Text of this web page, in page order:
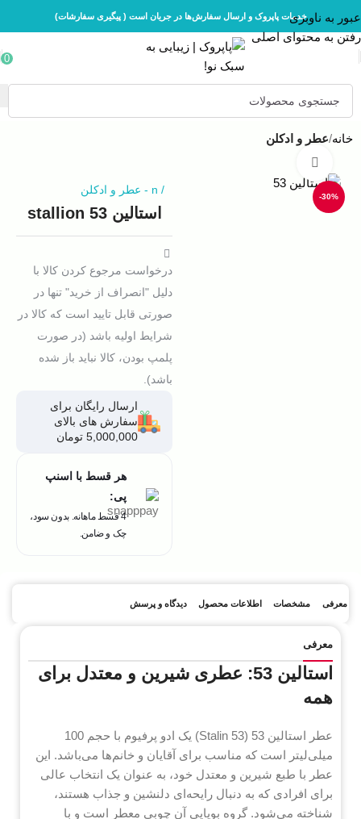
عبور به ناوبری
رفتن به محتوای اصلی
خدمات پاپروک و ارسال سفارش‌ها در جریان است ( پیگیری سفارشات)
0
خانه عطر و ادکلن
-30%
/
n
- عطر و ادکلن
استالین 53 stallion
درخواست مرجوع کردن کالا با
دلیل "انصراف از خرید" تنها در
صورتی قابل تایید است که کالا در
شرایط اولیه باشد (در صورت
پلمپ بودن، کالا نباید باز شده
باشد).
ارسال رایگان برای
سفارش های بالای
5,000,000 تومان
هر قسط با اسنپ
پی:
4 قسط ماهانه. بدون سود،
چک و ضامن.
معرفی مشخصات اطلاعات محصول دیدگاه و پرسش
معرفی
استالین 53: عطری شیرین و معتدل برای
همه
عطر استالین 53 (Stalin 53) یک ادو پرفیوم با حجم 100
میلی‌لیتر است که مناسب برای آقایان و خانم‌ها می‌باشد. این
عطر با طبع شیرین و معتدل خود، به عنوان یک انتخاب عالی
برای افرادی که به دنبال رایحه‌ای دلنشین و جذاب هستند،
شناخته می‌شود. گروه بویایی آن چوبی معطر است و با